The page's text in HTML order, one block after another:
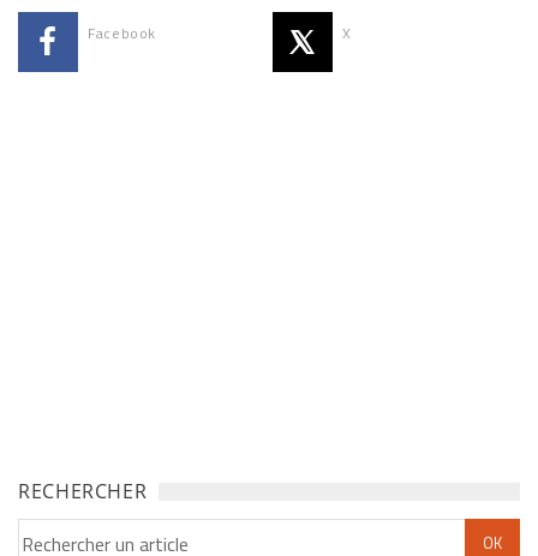
Facebook X
RECHERCHER